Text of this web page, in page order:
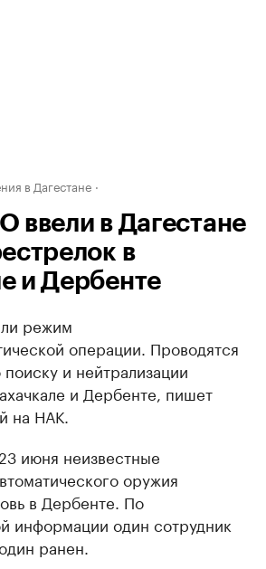
в Дагестане
ввели в Дагестане
в
и Дербенте
режим
операции. Проводятся
и нейтрализации
и Дербенте, пишет
на НАК.
июня неизвестные
оружия
в Дербенте. По
информации один сотрудник
ранен.